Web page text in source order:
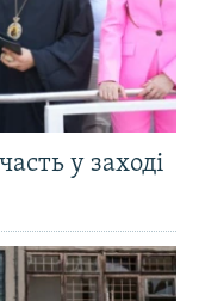
у заході